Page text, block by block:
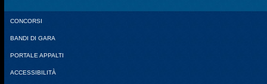
CONCORSI
BANDI DI GARA
PORTALE APPALTI
ACCESSIBILITÀ